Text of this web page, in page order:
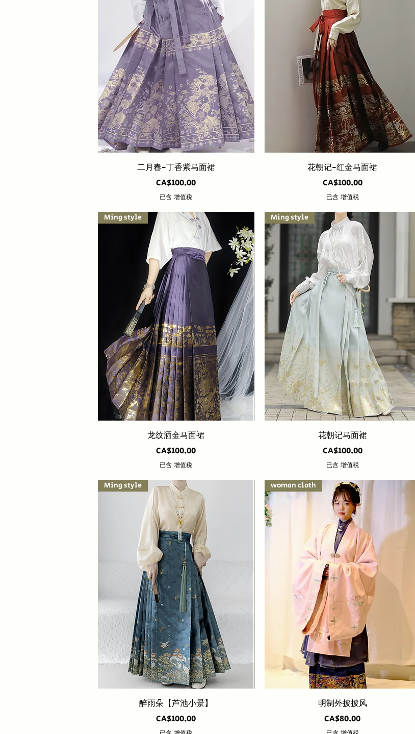
快速瀏覽
二月春-丁香紫马面裙
價格
CA$100.00
已含 增值税
快速瀏覽
花朝记-红金马面裙
價格
CA$100.00
已含 增值税
快速瀏覽
Ming style
龙纹洒金马面裙
價格
CA$100.00
已含 增值税
快速瀏覽
Ming style
花朝记马面裙
價格
CA$100.00
已含 增值税
快速瀏覽
Ming style
醉雨朵【芦池小景】
價格
CA$100.00
快速瀏覽
woman cloth
明制外披披风
價格
CA$80.00